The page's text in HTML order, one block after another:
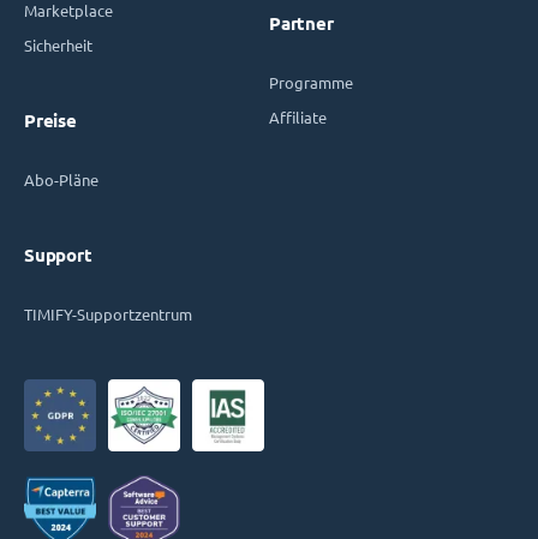
Marketplace
Sicherheit
Preise
Abo-Pläne
Support
TIMIFY-Supportzentrum
Partner
Programme
Affiliate